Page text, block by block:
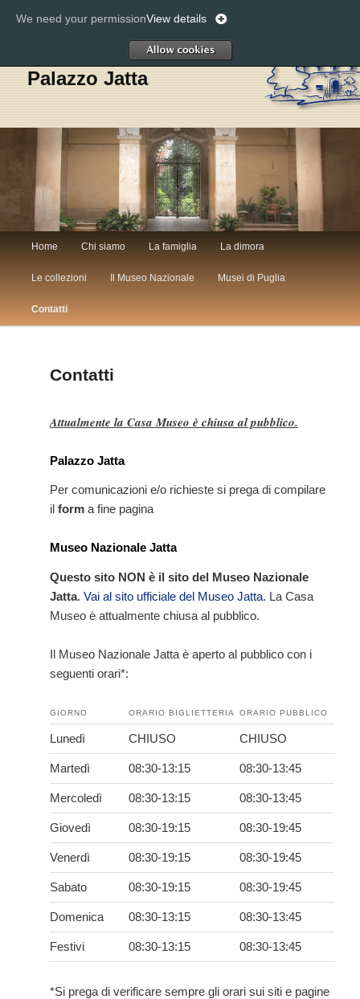
Palazzo Jatta
Vai
contenuto
principale
Vai
contenuto
secondario
Home Chi siamo La famiglia La dimora
Le collezioni Il Museo Nazionale Musei di Puglia
Contatti
Contatti
Attualmente la Casa Museo è chiusa al pubblico.
Palazzo Jatta
Per comunicazioni e/o richieste si prega di compilare
il forma fine pagina
Museo Nazionale Jatta
Questo sito NON è il sito del Museo Nazionale
Jatta. Vai al sito ufficiale del Museo Jatta. La Casa
Museo è attualmente chiusa al pubblico.
Il Museo Nazionale Jatta è aperto al pubblico con i
seguenti orari*:
GIORNO ORARIO BIGLIETTERIA ORARIO PUBBLICO
Lunedì CHIUSO CHIUSO
Martedì 08:30-13:15 08:30-13:45
Mercoledì 08:30-13:15 08:30-13:45
Giovedì 08:30-19:15 08:30-19:45
Venerdì 08:30-19:15 08:30-19:45
Sabato 08:30-19:15 08:30-19:45
Domenica 08:30-13:15 08:30-13:45
Festivi 08:30-13:15 08:30-13:45
*Si prega di verificare sempre gli orari sui siti e pagine
We need your permissionView details